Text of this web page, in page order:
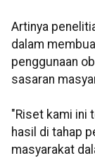
Artinya
dalam
penggunaan
sasaran
"Riset kami ini
hasil di tahap
masyarakat